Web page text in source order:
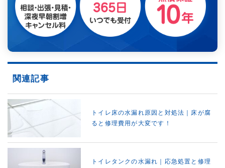
関連記事
トイレ床の水漏れ原因と対処法｜床が腐
ると修理費用が大変です！
トイレタンクの水漏れ｜応急処置と修理